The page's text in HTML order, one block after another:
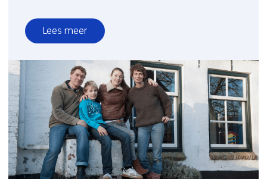
Lees meer
over
Volledig
emissieloos
wagenpark
nog
ver
weg,
wel
handvatten
voor